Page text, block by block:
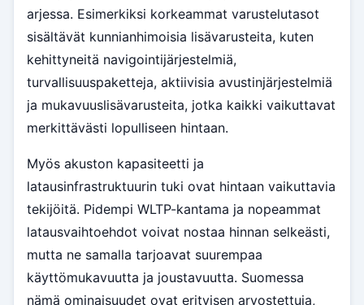
arjessa. Esimerkiksi korkeammat varustelutasot
sisältävät kunnianhimoisia lisävarusteita, kuten
kehittyneitä navigointijärjestelmiä,
turvallisuuspaketteja, aktiivisia avustinjärjestelmiä
ja mukavuuslisävarusteita, jotka kaikki vaikuttavat
merkittävästi lopulliseen hintaan.
Myös akuston kapasiteetti ja
latausinfrastruktuurin tuki ovat hintaan vaikuttavia
tekijöitä. Pidempi WLTP-kantama ja nopeammat
latausvaihtoehdot voivat nostaa hinnan selkeästi,
mutta ne samalla tarjoavat suurempaa
käyttömukavuutta ja joustavuutta. Suomessa
nämä ominaisuudet ovat erityisen arvostettuja,